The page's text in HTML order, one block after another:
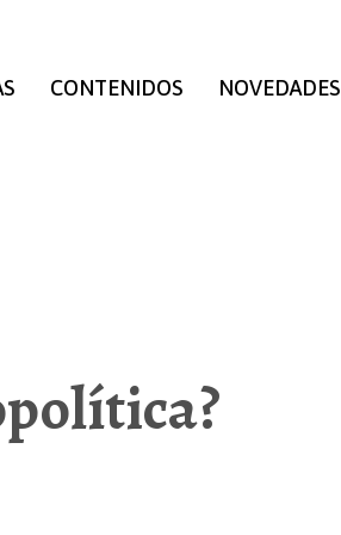
CONTENIDOS NOVEDADES